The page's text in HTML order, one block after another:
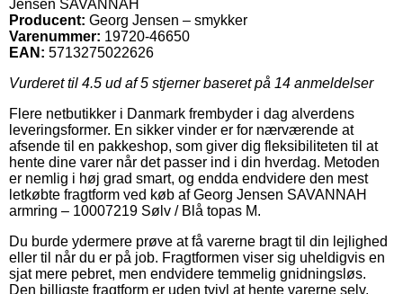
Jensen SAVANNAH
Producent: Georg Jensen – smykker
Varenummer: 19720-46650
EAN: 5713275022626
Vurderet til 4.5 ud af 5 stjerner baseret på 14 anmeldelser
Flere netbutikker i Danmark frembyder i dag alverdens
leveringsformer. En sikker vinder er for nærværende at
afsende til en pakkeshop, som giver dig fleksibiliteten til at
hente dine varer når det passer ind i din hverdag. Metoden
er nemlig i høj grad smart, og endda endvidere den mest
letkøbte fragtform ved køb af Georg Jensen SAVANNAH
armring – 10007219 Sølv / Blå topas M.
Du burde ydermere prøve at få varerne bragt til din lejlighed
eller til når du er på job. Fragtformen viser sig uheldigvis en
sjat mere pebret, men endvidere temmelig gnidningsløs.
Den billigste fragtform er uden tvivl at hente varerne selv,